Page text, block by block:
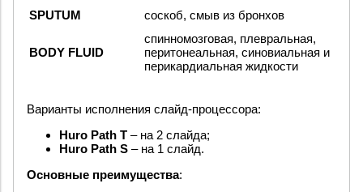
SPUTUM
соскоб, смыв из бронхов
BODY FLUID
спинномозговая, плевральная,
перитонеальная, синовиальная и
перикардиальная жидкости
Варианты исполнения слайд-процессора:
Huro Path T – на 2 слайда;
Huro Path S – на 1 слайд.
Основные преимущества: